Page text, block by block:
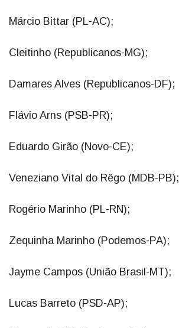
Márcio Bittar (PL-AC);
Cleitinho (Republicanos-MG);
Damares Alves (Republicanos-DF);
Flávio Arns (PSB-PR);
Eduardo Girão (Novo-CE);
Veneziano Vital do Rêgo (MDB-PB);
Rogério Marinho (PL-RN);
Zequinha Marinho (Podemos-PA);
Jayme Campos (União Brasil-MT);
Lucas Barreto (PSD-AP);